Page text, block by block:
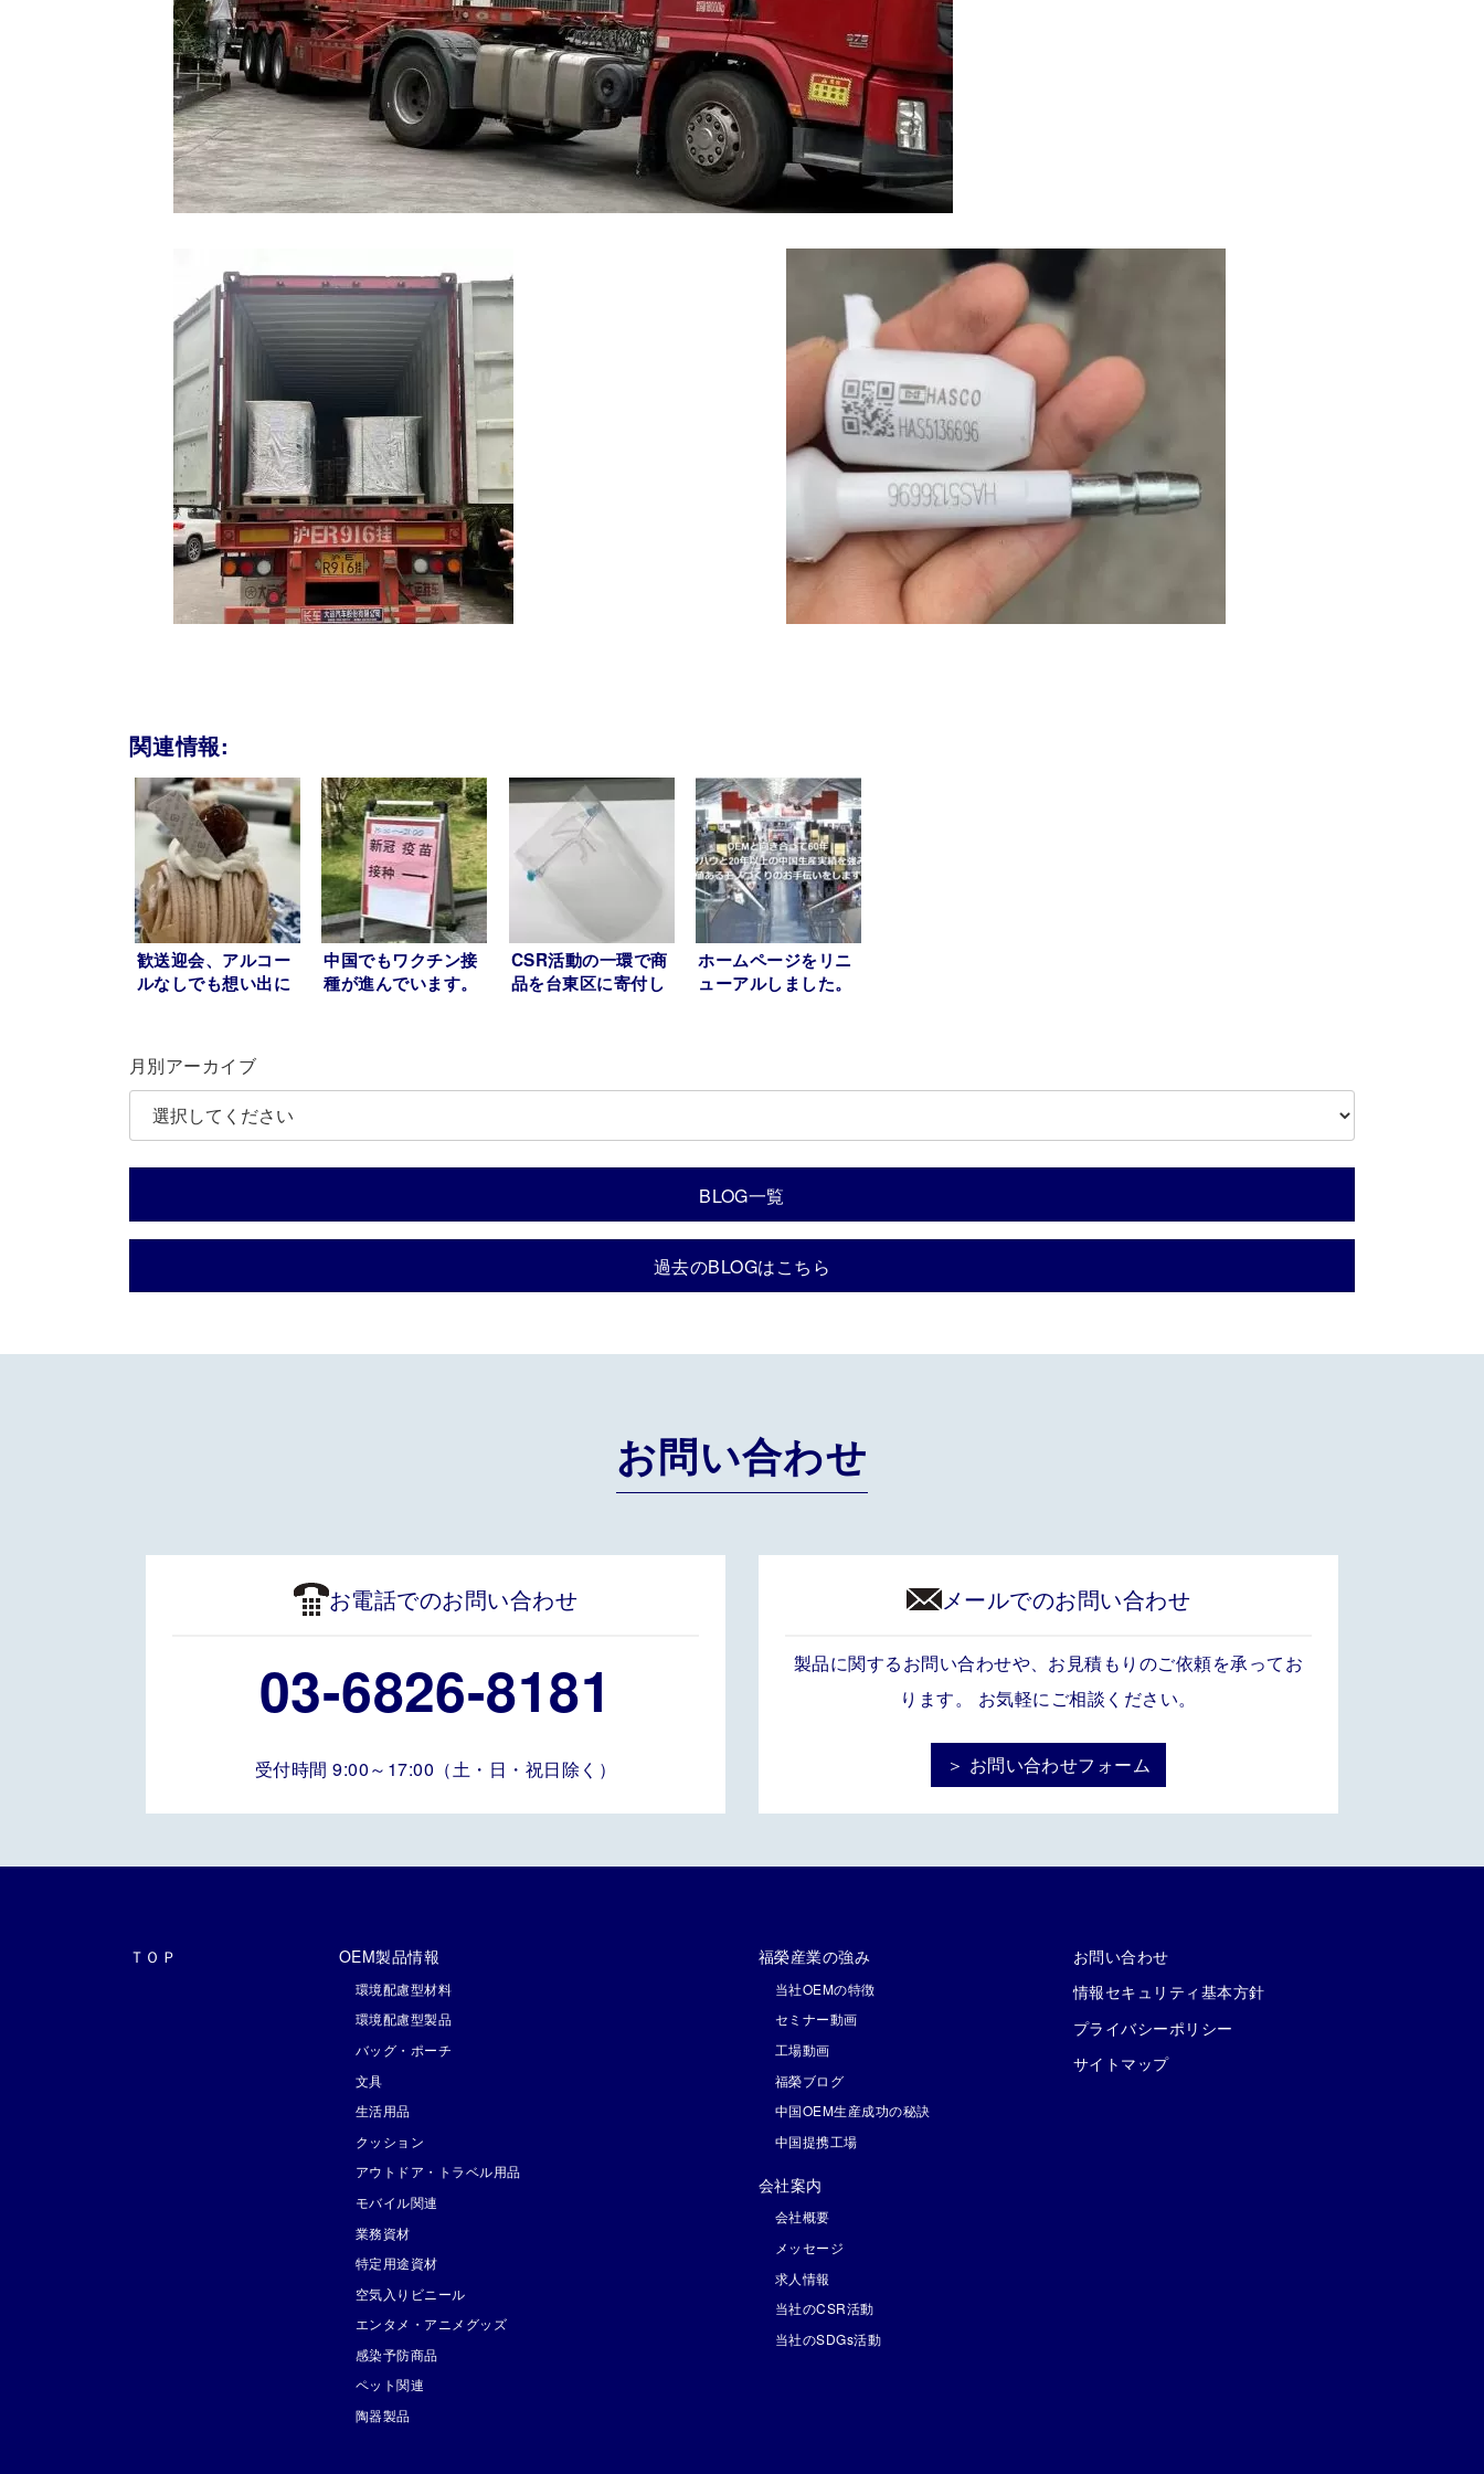
関連情報:
歓送迎会、アルコー
ルなしでも想い出に
中国でもワクチン接
種が進んでいます。
CSR活動の一環で商
品を台東区に寄付し
ホームページをリニ
ューアルしました。
月別アーカイブ
BLOG一覧
過去のBLOGはこちら
お問い合わせ
お電話でのお問い合わせ
03-6826-8181
受付時間 9:00～17:00（土・日・祝日除く）
メールでのお問い合わせ
製品に関するお問い合わせや、お見積もりのご依頼を承ってお
ります。 お気軽にご相談ください。
＞ お問い合わせフォーム
ＴＯＰ OEM製品情報
環境配慮型材料
環境配慮型製品
バッグ・ポーチ
文具
生活用品
クッション
アウトドア・トラベル用品
モバイル関連
業務資材
特定用途資材
空気入りビニール
エンタメ・アニメグッズ
感染予防商品
ペット関連
陶器製品
福榮産業の強み
当社OEMの特徴
セミナー動画
工場動画
福榮ブログ
中国OEM生産成功の秘訣
中国提携工場
会社案内
会社概要
メッセージ
求人情報
当社のCSR活動
当社のSDGs活動
お問い合わせ
情報セキュリティ基本方針
プライバシーポリシー
サイトマップ